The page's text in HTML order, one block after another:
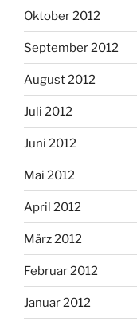
Oktober 2012
September 2012
August 2012
Juli 2012
Juni 2012
Mai 2012
April 2012
März 2012
Februar 2012
Januar 2012